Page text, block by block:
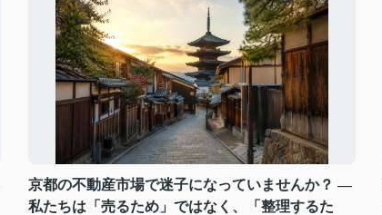
京都の不動産市場で迷子になっていませんか？ ―
私たちは「売るため」ではなく、「整理するた